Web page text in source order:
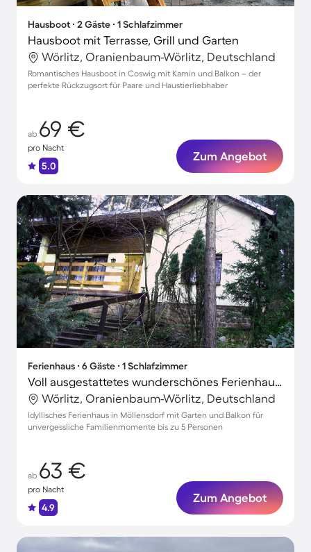
Hausboot ∙ 2 Gäste ∙ 1 Schlafzimmer
Hausboot mit Terrasse, Grill und Garten
Wörlitz, Oranienbaum-Wörlitz, Deutschland
Romantisches Hausboot in Coswig mit Kamin und Balkon – der
perfekte Rückzugsort für Paare und Haustierliebhaber
ab 69 €
pro Nacht
5.0
Zum Angebot
Ferienhaus ∙ 6 Gäste ∙ 1 Schlafzimmer
Voll ausgestattetes wunderschönes Ferienhaus mit Terrasse, Garten und Grill
Wörlitz, Oranienbaum-Wörlitz, Deutschland
Idyllisches Ferienhaus in Möllensdorf mit Garten und Balkon für
unvergessliche Familienmomente bis zu 5 Personen
ab 63 €
pro Nacht
4.9
Zum Angebot